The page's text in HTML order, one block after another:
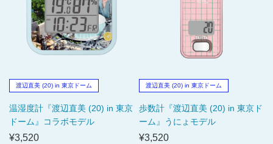
渡辺直美 (20) in 東京ドーム
温湿度計『渡辺直美 (20) in 東京
ドーム』コラボモデル
¥3,520
渡辺直美 (20) in 東京ドーム
歩数計『渡辺直美 (20) in 東京ド
ーム』うにょモデル
¥3,520